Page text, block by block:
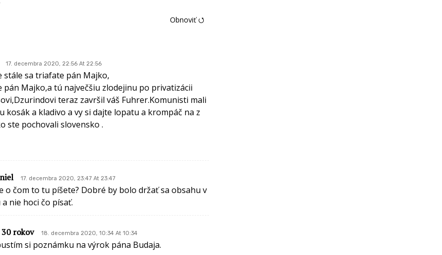
Obnoviť ⭯
17. decembra 2020, 22:56 At 22:56
stále sa triafate pán Majko,
pán Majko,a tú največšiu zlodejinu po privatizácii
teraz završil váš Fuhrer.Komunisti mali
kosák a kladivo a vy si dajte lopatu a krompáč na z
ste pochovali slovensko .
17. decembra 2020, 23:47 At 23:47
o čom to tu píšete? Dobré by bolo držať sa obsahu v
nie hoci čo písať.
rokov 18. decembra 2020, 10:34 At 10:34
si poznámku na výrok pána Budaja.